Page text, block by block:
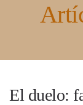
El duelo: